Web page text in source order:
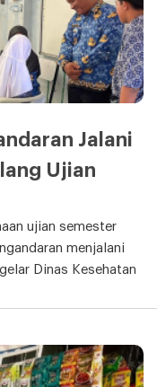
Jalani
Ujian
ujian semester
menjalani
Dinas Kesehatan